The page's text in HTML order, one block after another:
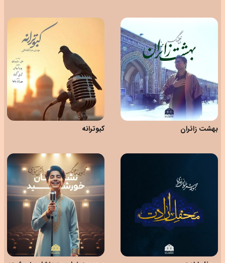
بهشت زائران کبوترانه